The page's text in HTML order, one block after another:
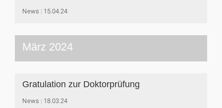
News 15.04.24
März 2024
Gratulation zur Doktorprüfung
News 18.03.24